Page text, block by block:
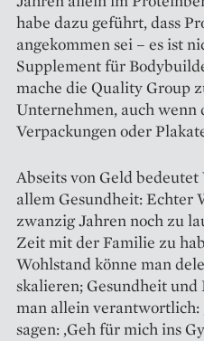
habe dazu geführt, dass
angekommen sei – es ist
Supplement für
mache die Quality Group
Unternehmen, auch wenn
Verpackungen oder
Abseits von Geld
allem Gesundheit: Echter
zwanzig Jahren noch zu
Zeit mit der Familie zu
Wohlstand könne man
skalieren; Gesundheit
man allein verantwortlich:
sagen: ‚Geh für mich ins